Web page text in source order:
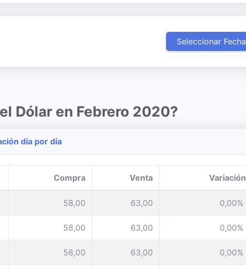
Seleccionar Fecha
Dólar en Febrero 2020?
día por día
Compra Venta Variación
58,00 63,00 0,00%
58,00 63,00 0,00%
58,00 63,00 0,00%